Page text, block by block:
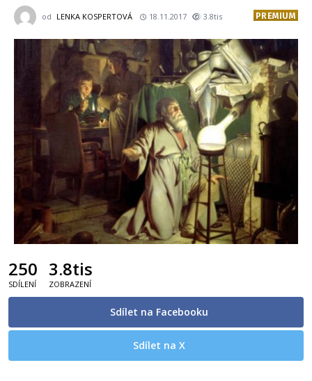
od LENKA KOSPERTOVÁ 18.11.2017 3.8tis PREMIUM
250
SDÍLENÍ
3.8tis
ZOBRAZENÍ
Sdílet na Facebooku
Sdílet na X